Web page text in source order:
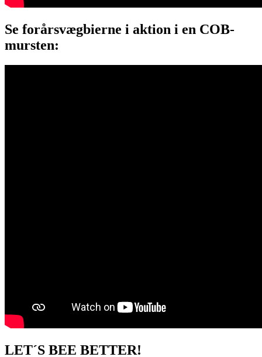
Se forårsvægbierne i aktion i en COB-
mursten:
LET´S BEE BETTER!